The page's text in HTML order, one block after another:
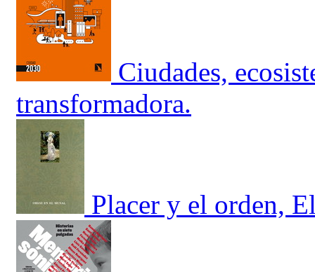
Ciudades,
transformadora.
Placer y el orden,